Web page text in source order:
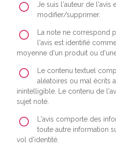
Je suis l'auteur de l'avis
modifier/supprimer.
La note ne correspond
l'avis est identifié
moyenne d'un produit ou
Le contenu textuel
aléatoires ou mal écrits
inintelligible. Le contenu de
sujet noté.
L'avis comporte des
toute autre information
vol d'identité.